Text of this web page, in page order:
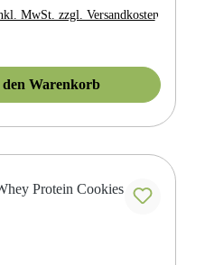
MwSt. zzgl. Versandkosten
Warenkorb